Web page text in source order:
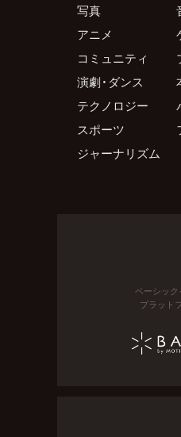
写真
アニメ
コミュニティ
演劇・ダンス
テクノロジー
スポーツ
ジャーナリズム
ベーシック
プラット